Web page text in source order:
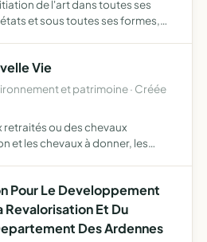
de l'art dans toutes ses
et sous toutes ses formes,
Vie
et patrimoine · Créée
ou des chevaux
et les chevaux à donner, les
Pour Le Developpement
Revalorisation Et Du
Des Ardennes